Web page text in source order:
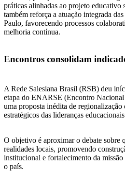
práticas alinhadas ao projeto educativo
também reforça a atuação integrada
Paulo, favorecendo processos
melhoria contínua.
Encontros consolidam
A Rede Salesiana Brasil (RSB) deu
etapa do ENARSE (Encontro Nacional
uma proposta inédita de
estratégicos das lideranças
O objetivo é aproximar o debate sobre
realidades locais, promovendo
institucional e fortalecimento da
o país.